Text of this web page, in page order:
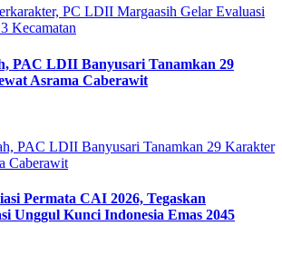
PAC LDII Banyusari Tanamkan 29
Asrama Caberawit
Permata CAI 2026, Tegaskan
Unggul Kunci Indonesia Emas 2045